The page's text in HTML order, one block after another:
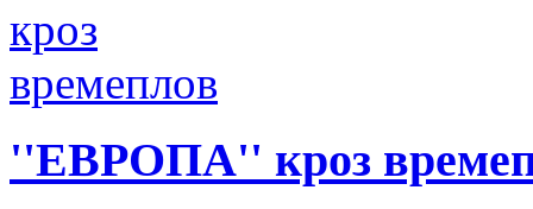
''ЕВРОПА'' кроз